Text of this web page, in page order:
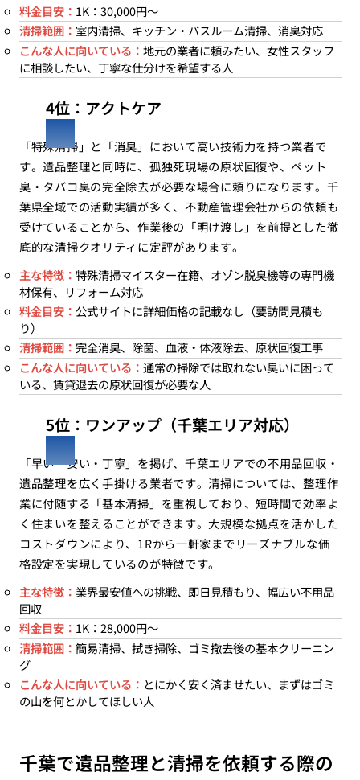
料金目安： 1K：30,000円〜
清掃範囲： 室内清掃、キッチン・バスルーム清掃、消臭対応
こんな人に向いている： 地元の業者に頼みたい、女性スタッフ
に相談したい、丁寧な仕分けを希望する人
4位：アクトケア
「特殊清掃」と「消臭」において高い技術力を持つ業者で
す。遺品整理と同時に、孤独死現場の原状回復や、ペット
臭・タバコ臭の完全除去が必要な場合に頼りになります。千
葉県全域での活動実績が多く、不動産管理会社からの依頼も
受けていることから、作業後の「明け渡し」を前提とした徹
底的な清掃クオリティに定評があります。
主な特徴： 特殊清掃マイスター在籍、オゾン脱臭機等の専門機
材保有、リフォーム対応
料金目安： 公式サイトに詳細価格の記載なし（要訪問見積も
り）
清掃範囲： 完全消臭、除菌、血液・体液除去、原状回復工事
こんな人に向いている： 通常の掃除では取れない臭いに困って
いる、賃貸退去の原状回復が必要な人
5位：ワンアップ（千葉エリア対応）
「早い・安い・丁寧」を掲げ、千葉エリアでの不用品回収・
遺品整理を広く手掛ける業者です。清掃については、整理作
業に付随する「基本清掃」を重視しており、短時間で効率よ
く住まいを整えることができます。大規模な拠点を活かした
コストダウンにより、1Rから一軒家までリーズナブルな価
格設定を実現しているのが特徴です。
主な特徴： 業界最安値への挑戦、即日見積もり、幅広い不用品
回収
料金目安： 1K：28,000円〜
清掃範囲： 簡易清掃、拭き掃除、ゴミ撤去後の基本クリーニン
グ
こんな人に向いている： とにかく安く済ませたい、まずはゴミ
の山を何とかしてほしい人
千葉で遺品整理と清掃を依頼する際の